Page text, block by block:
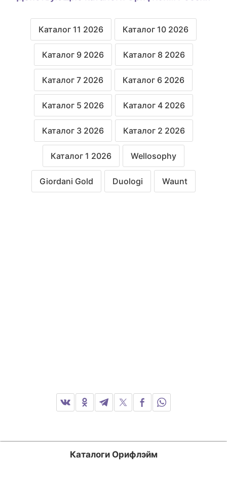
Каталог 11 2026 Каталог 10 2026
Каталог 9 2026 Каталог 8 2026
Каталог 7 2026 Каталог 6 2026
Каталог 5 2026 Каталог 4 2026
Каталог 3 2026 Каталог 2 2026
Каталог 1 2026 Wellosophy
Giordani Gold Duologi Waunt
Каталоги Орифлэйм